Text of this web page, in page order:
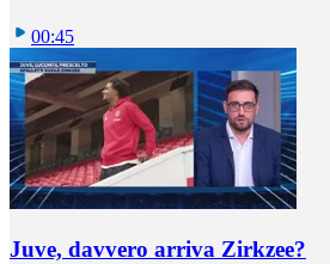
00:45
Juve, davvero arriva Zirkzee?